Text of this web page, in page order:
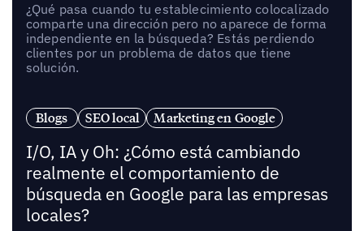
¿Qué pasa cuando tu establecimiento colocalizado
comparte una dirección pero no aparece de forma
independiente en la búsqueda? Estás perdiendo
clientes por un problema de datos que tiene
solución.
Blogs SEO local Marketing en Google
I/O, IA y Oh: ¿Cómo está cambiando
realmente el comportamiento de
búsqueda en Google para las empresas
locales?